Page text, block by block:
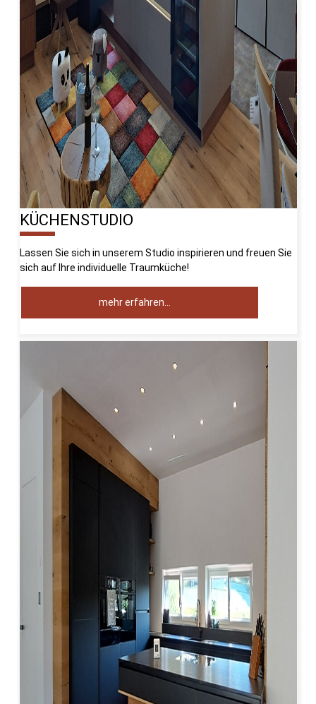
KÜCHENSTUDIO
Lassen Sie sich in unserem Studio inspirieren und freuen Sie
sich auf Ihre individuelle Traumküche!
mehr erfahren…